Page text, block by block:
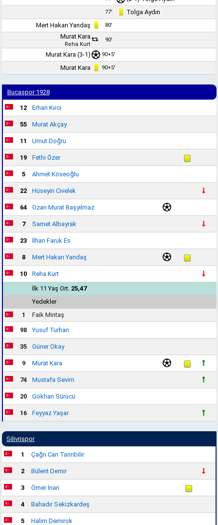
77'
Tolga Aydın
Mert Hakan Yandaş
80'
Murat Kara
Reha Kurt
90'
Murat Kara (3-1) 90+5'
Murat Kara 90+5'
Bucaspor 1928
12 Erhan Kırcı
55 Murat Akçay
11 Umut Doğru
19 Fethi Özer
5 Ahmet Köseoğlu
22 Hüseyin Civelek
64 Ozan Murat Başyılmaz
7 Samet Albayrak
23 İlhan Faruk Es
8 Mert Hakan Yandaş
10
Reha Kurt
İlk 11 Yaş Ort. 25,47
Yedekler
1
Faik Mintaş
98 Yusuf Turhan
35 Güner Okay
9 Murat Kara
74 Mustafa Sevim
20 Gökhan Sürücü
16 Feyyaz Yaşar
Silivrispor
1 Çağrı Can Tanrıbilir
2 Bülent Demir
3 Ömer İnan
4 Bahadır Sekizkardeş
5 Halim Demirok